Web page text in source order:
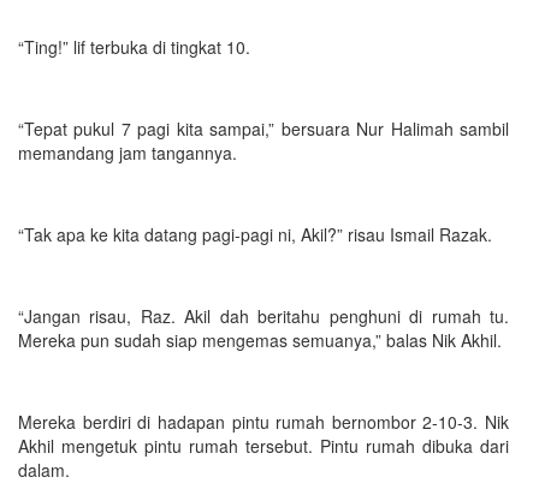
“Ting!” lif terbuka di tingkat 10.
“Tepat pukul 7 pagi kita sampai,” bersuara Nur Halimah sambil
memandang jam tangannya.
“Tak apa ke kita datang pagi-pagi ni, Akil?” risau Ismail Razak.
“Jangan risau, Raz. Akil dah beritahu penghuni di rumah tu.
Mereka pun sudah siap mengemas semuanya,” balas Nik Akhil.
Mereka berdiri di hadapan pintu rumah bernombor 2-10-3. Nik
Akhil mengetuk pintu rumah tersebut. Pintu rumah dibuka dari
dalam.